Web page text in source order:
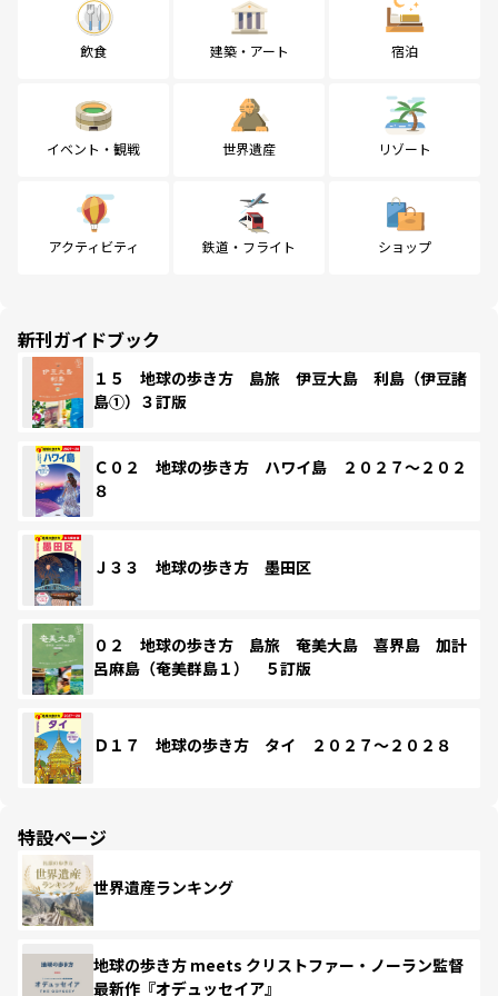
飲食 建築・アート 宿泊
イベント・観戦 世界遺産 リゾート
アクティビティ 鉄道・フライト ショップ
新刊ガイドブック
１５ 地球の歩き方 島旅 伊豆大島 利島（伊豆諸
島①）３訂版
Ｃ０２ 地球の歩き方 ハワイ島 ２０２７～２０２
８
Ｊ３３ 地球の歩き方 墨田区
０２ 地球の歩き方 島旅 奄美大島 喜界島 加計
呂麻島（奄美群島１） ５訂版
Ｄ１７ 地球の歩き方 タイ ２０２７～２０２８
特設ページ
世界遺産ランキング
地球の歩き方 meets クリストファー・ノーラン監督
最新作『オデュッセイア』